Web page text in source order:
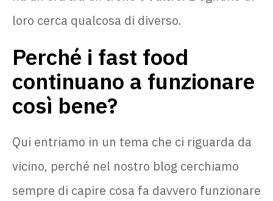
loro cerca qualcosa di diverso.
Perché i fast food
continuano a funzionare
così bene?
Qui entriamo in un tema che ci riguarda da
vicino, perché nel nostro blog cerchiamo
sempre di capire cosa fa davvero funzionare